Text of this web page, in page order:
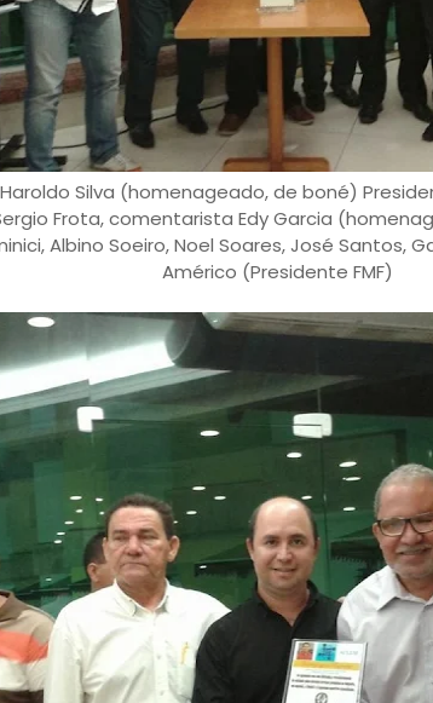
Silva (homenageado, de boné)
Frota, comentarista Edy Garcia
Albino Soeiro, Noel Soares, José Santos,
Américo (Presidente FMF)